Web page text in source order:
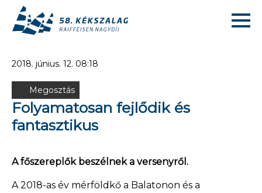
2018. június. 12. 08:18
Megosztás
Folyamatosan fejlődik és
fantasztikus
A főszereplők beszélnek a versenyről.
A 2018-as év mérföldkő a Balatonon és a